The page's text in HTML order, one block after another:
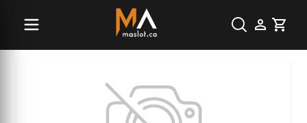
Cart
Béton